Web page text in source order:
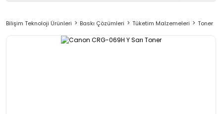
Bilişim Teknoloji Ürünleri Baskı Çözümleri Tüketim Malzemeleri Toner